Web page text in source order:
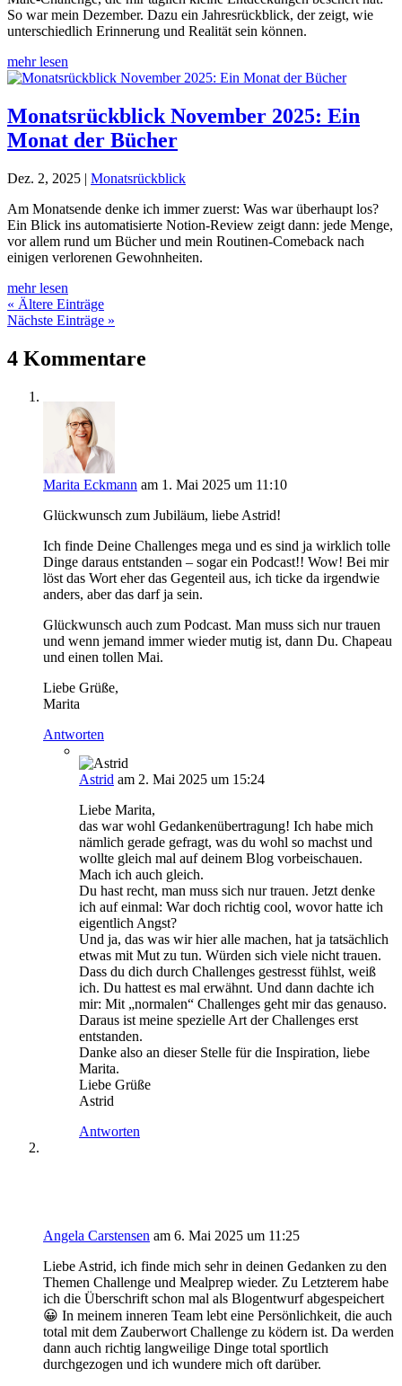
So war mein Dezember. Dazu ein Jahresrückblick, der zeigt, wie
unterschiedlich Erinnerung und Realität sein können.
mehr lesen
Monatsrückblick November 2025: Ein
Monat der Bücher
Dez. 2, 2025 | Monatsrückblick
Am Monatsende denke ich immer zuerst: Was war überhaupt los?
Ein Blick ins automatisierte Notion-Review zeigt dann: jede Menge,
vor allem rund um Bücher und mein Routinen-Comeback nach
einigen verlorenen Gewohnheiten.
mehr lesen
« Ältere Einträge
Nächste Einträge »
4 Kommentare
Marita Eckmann am 1. Mai 2025 um 11:10
Glückwunsch zum Jubiläum, liebe Astrid!
Ich finde Deine Challenges mega und es sind ja wirklich tolle
Dinge daraus entstanden – sogar ein Podcast!! Wow! Bei mir
löst das Wort eher das Gegenteil aus, ich ticke da irgendwie
anders, aber das darf ja sein.
Glückwunsch auch zum Podcast. Man muss sich nur trauen
und wenn jemand immer wieder mutig ist, dann Du. Chapeau
und einen tollen Mai.
Liebe Grüße,
Marita
Antworten
Astrid am 2. Mai 2025 um 15:24
Liebe Marita,
das war wohl Gedankenübertragung! Ich habe mich
nämlich gerade gefragt, was du wohl so machst und
wollte gleich mal auf deinem Blog vorbeischauen.
Mach ich auch gleich.
Du hast recht, man muss sich nur trauen. Jetzt denke
ich auf einmal: War doch richtig cool, wovor hatte ich
eigentlich Angst?
Und ja, das was wir hier alle machen, hat ja tatsächlich
etwas mit Mut zu tun. Würden sich viele nicht trauen.
Dass du dich durch Challenges gestresst fühlst, weiß
ich. Du hattest es mal erwähnt. Und dann dachte ich
mir: Mit „normalen“ Challenges geht mir das genauso.
Daraus ist meine spezielle Art der Challenges erst
entstanden.
Danke also an dieser Stelle für die Inspiration, liebe
Marita.
Liebe Grüße
Astrid
Antworten
Angela Carstensen am 6. Mai 2025 um 11:25
Liebe Astrid, ich finde mich sehr in deinen Gedanken zu den
Themen Challenge und Mealprep wieder. Zu Letzterem habe
ich die Überschrift schon mal als Blogentwurf abgespeichert
😀 In meinem inneren Team lebt eine Persönlichkeit, die auch
total mit dem Zauberwort Challenge zu ködern ist. Da werden
dann auch richtig langweilige Dinge total sportlich
durchgezogen und ich wundere mich oft darüber.